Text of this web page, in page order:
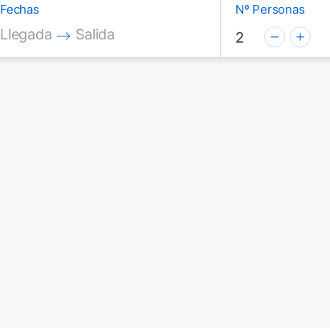
Fechas
Press the down arrow key to interact with the
Llegada
Press the down arrow key to interact
Salida
Nº Personas
2